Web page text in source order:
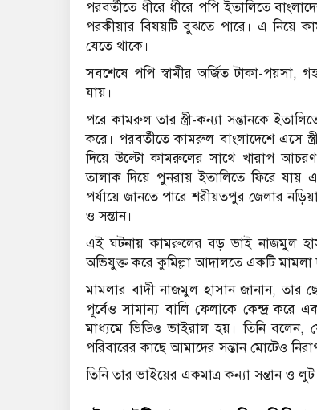
পরবর্তীতে ধীরে ধীরে পপি ইতালিতে
পরকীয়ার বিষয়টি বুঝতে পারে। এ নিয়ে
যেতে থাকে।
সবশেষে পপি স্বামীর অর্জিত টাকা-পয়সা,
যায়।
পরে কামরুল তার স্ত্রী-কন্যা সন্তানকে
করে। পরবর্তীতে কামরুল বাংলাদেশে এসে
দিয়ে উল্টো কামরুলের সাথে খারাপ
তালাক দিয়ে পুনরায় ইতালিতে ফিরে যায়
পর্যায়ে জানতে পারে শরীয়তপুর জেলার
ও সন্তান।
এই ঘটনায় কামরুলের বড় ভাই নাজমুল
অভিযুক্ত করে কুমিল্লা আদালতে একটি মামলা
মামলার বাদী নাজমুল হাসান জানান, তার
পূর্বেও সামান্য বালি ফেলাকে কেন্দ্র করে
মাধ্যমে ভিডিও ভাইরাল হয়। তিনি বলেন,
পরিবারের কাছে আমাদের সন্তান মোটেও
তিনি তার ভাইয়ের একমাত্র কন্যা সন্তান ও